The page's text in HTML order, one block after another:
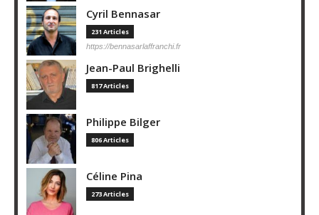
Cyril Bennasar
231 Articles
https://bennasarlaffranchi.fr
Jean-Paul Brighelli
817 Articles
Philippe Bilger
806 Articles
Céline Pina
273 Articles